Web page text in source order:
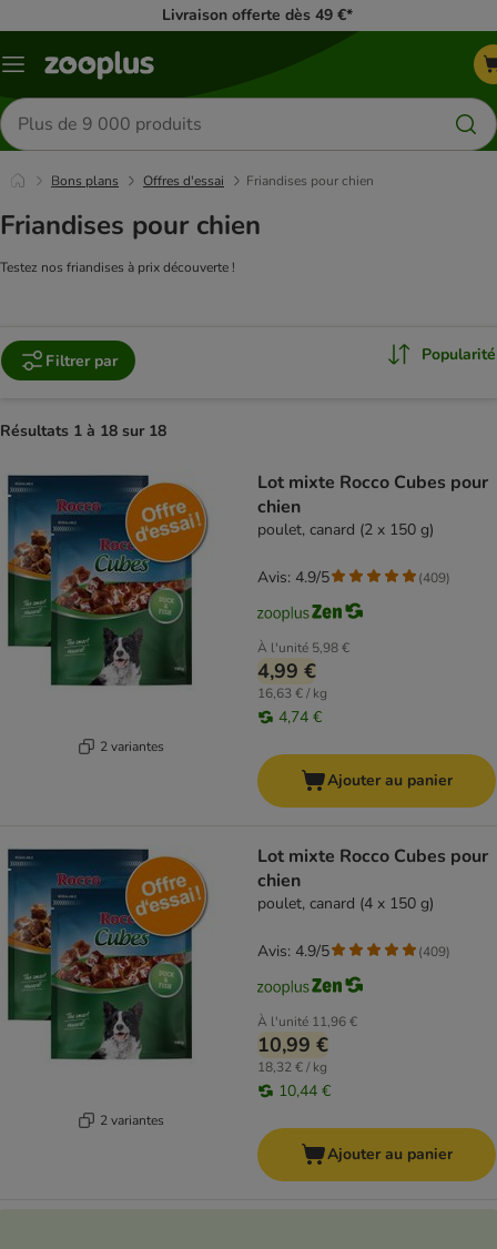
Livraison offerte dès 49 €*
Menu
Rechercher
des
produits
Bons plans Offres d'essai Friandises pour chien
Friandises pour chien
Testez nos friandises à prix découverte !
Filtrer par Popularité
Résultats 1 à 18 sur 18
2 variantes
Lot mixte Rocco Cubes pour
chien
poulet, canard (2 x 150 g)
À l'unité 5,98 €
4,99 €
16,63 € / kg
4,74 €
Avis: 4.9/5 (409)
Ajouter au panier
2 variantes
Lot mixte Rocco Cubes pour
chien
poulet, canard (4 x 150 g)
À l'unité 11,96 €
10,99 €
18,32 € / kg
10,44 €
Avis: 4.9/5 (409)
Ajouter au panier